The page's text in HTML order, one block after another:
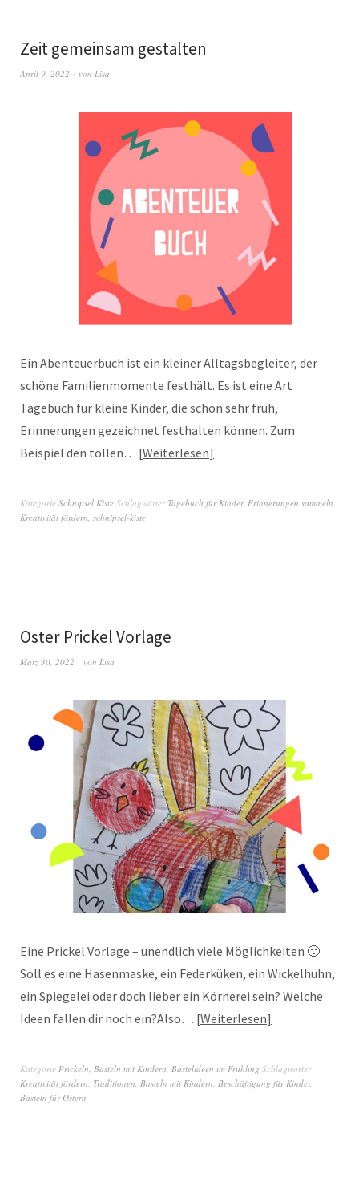
Zeit gemeinsam gestalten
April 9, 2022 von Lisa
Ein Abenteuerbuch ist ein kleiner Alltagsbegleiter, der
schöne Familienmomente festhält. Es ist eine Art
Tagebuch für kleine Kinder, die schon sehr früh,
Erinnerungen gezeichnet festhalten können. Zum
Beispiel den tollen… Weiterlesen
Kategorie Schnipsel Kiste Schlagwörter Tagebuch für Kinder, Erinnerungen sammeln,
Kreativität fördern, schnipsel-kiste
Oster Prickel Vorlage
März 30, 2022 von Lisa
Eine Prickel Vorlage – unendlich viele Möglichkeiten 🙂
Soll es eine Hasenmaske, ein Federküken, ein Wickelhuhn,
ein Spiegelei oder doch lieber ein Körnerei sein? Welche
Ideen fallen dir noch ein?Also… Weiterlesen
Kategorie Prickeln Basteln mit Kindern Bastelideen im Frühling Schlagwörter
Kreativität fördern Traditionen Basteln mit Kindern Beschäftigung für Kinder,
Basteln für Ostern